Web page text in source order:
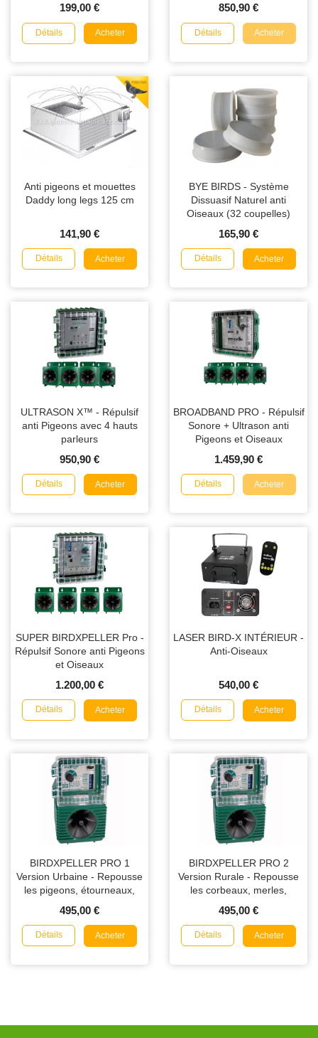
199,00 €
Détails Acheter
850,90 €
Détails Acheter
Anti pigeons et mouettes
Daddy long legs 125 cm
141,90 €
Détails Acheter
BYE BIRDS - Système
Dissuasif Naturel anti
Oiseaux (32 coupelles)
165,90 €
Détails Acheter
ULTRASON X™ - Répulsif
anti Pigeons avec 4 hauts
parleurs
950,90 €
Détails Acheter
BROADBAND PRO - Répulsif
Sonore + Ultrason anti
Pigeons et Oiseaux
1.459,90 €
Détails Acheter
SUPER BIRDXPELLER Pro -
Répulsif Sonore anti Pigeons
et Oiseaux
1.200,00 €
Détails Acheter
LASER BIRD-X INTÉRIEUR -
Anti-Oiseaux
540,00 €
Détails Acheter
BIRDXPELLER PRO 1
Version Urbaine - Repousse
les pigeons, étourneaux,
moineaux et mouettes
495,00 €
Détails Acheter
BIRDXPELLER PRO 2
Version Rurale - Repousse
les corbeaux, merles,
quiscales, cormorans et
grands corbeaux
495,00 €
Détails Acheter